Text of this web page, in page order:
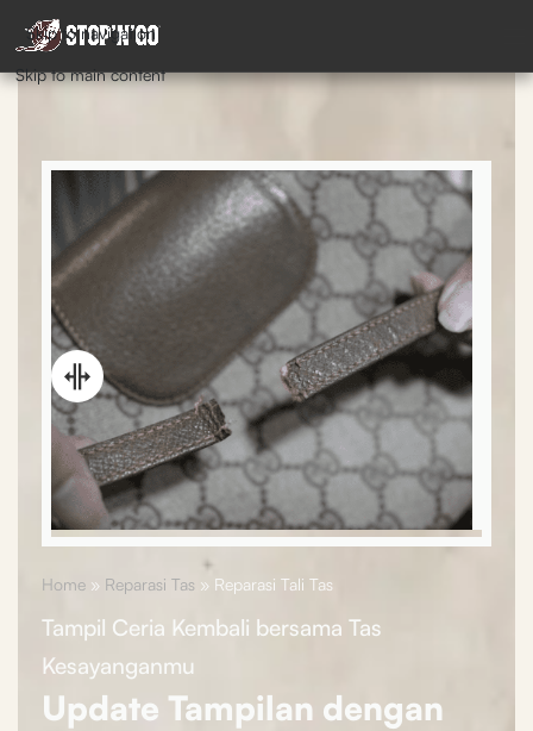
Skip to navigation
Skip to main content
Home » Reparasi Tas » Reparasi Tali Tas
Tampil Ceria Kembali bersama Tas
Kesayanganmu
Update Tampilan dengan